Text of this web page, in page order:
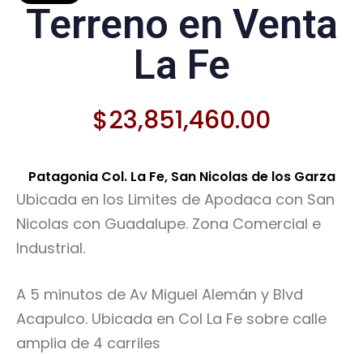
Terreno en Venta
La Fe
$23,851,460.00
Patagonia Col. La Fe, San Nicolas de los Garza
Ubicada en los Limites de Apodaca con San
Nicolas con Guadalupe. Zona Comercial e
Industrial.
A 5 minutos de Av Miguel Alemán y Blvd
Acapulco. Ubicada en Col La Fe sobre calle
amplia de 4 carriles